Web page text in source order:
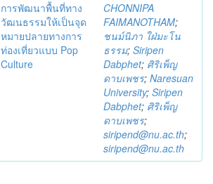
การพัฒนาพื้นที่ทาง
วัฒนธรรมให้เป็นจุด
หมายปลายทางการ
ท่องเที่ยวแบบ Pop
Culture
CHONNIPA
FAIMANOTHAM;
ชนม์นิภา ใฝ่มะโน
ธรรม; Siripen
Dabphet; ศิริเพ็ญ
ดาบเพชร; Naresuan
University; Siripen
Dabphet; ศิริเพ็ญ
ดาบเพชร;
siripend@nu.ac.th;
siripend@nu.ac.th